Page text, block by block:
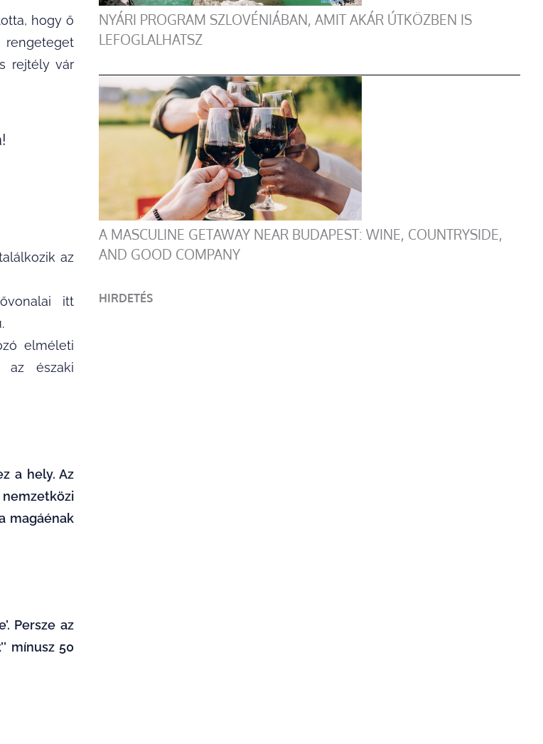
hogy ő
rejtély vár
az
itt
elméleti
az északi
a hely. Az
magáénak
Persze az
mínusz 50
NYÁRI PROGRAM SZLOVÉNIÁBAN, AMIT AKÁR ÚTKÖZBEN IS
LEFOGLALHATSZ
A MASCULINE GETAWAY NEAR BUDAPEST: WINE, COUNTRYSIDE,
AND GOOD COMPANY
HIRDETÉS